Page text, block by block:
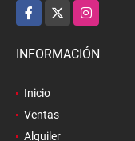
Facebook
Instagram
INFORMACIÓN
Inicio
Ventas
Alquiler